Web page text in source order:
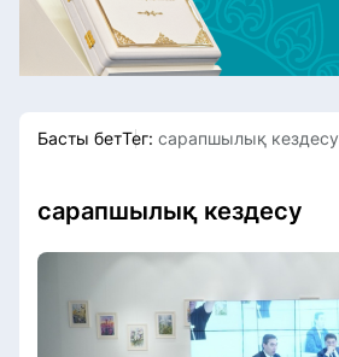
Спорт
Мәдениет
Басты бетТег: сарапшылық кездесу
сарапшылық кездесу